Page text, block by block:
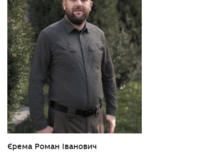
Єрема Роман Іванович